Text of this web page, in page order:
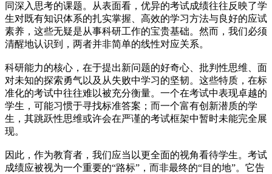
同深入思考的课题。从表面看，优异的考试成绩往往反映了学
生对既有知识体系的扎实掌握、高效的学习方法与良好的应试
素养，这些无疑是从事科研工作的宝贵基础。然而，我们必须
清醒地认识到，两者并非简单的线性对应关系。
科研能力的核心，在于提出新问题的好奇心、批判性思维、面
对未知的探索勇气以及从失败中学习的坚韧。这些特质，在标
准化的考试中往往难以被充分衡量。一个在考试中表现卓越的
学生，可能习惯于寻找标准答案；而一个富有创新潜质的学
生，其跳跃性思维或许会在严谨的考试框架中暂时未能完全展
现。
因此，作为教育者，我们应当以更全面的视角看待学生。考试
成绩应被视为一个重要的“路标”，而非最终的“目的地”。它告